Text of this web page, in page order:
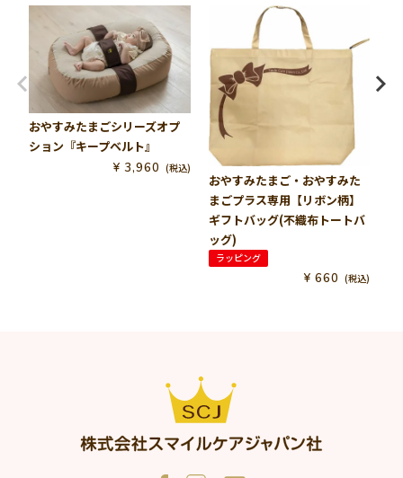
特に授乳後、そのままおやすみたまごに寝かせると落ち着い
てくれることが多く、抱っこで寝かしつける時間が少しラク
になりました。
上の子のお世話もあるので、赤ちゃんを安心して寝かせてお
ける場所があるのは本当に助かります。
産後の「抱っこじゃないと寝ない」に悩んでいる方には、一
度試してみてほしいアイテムです。
非公開
届いてすぐに試してみました！気持ちよさそうに熟睡してく
れて買ってよかったです。泣くときは、抱っこである程度寝
かせてから置いてあげるとうまくいきますよ！
非公開
柔らかいクッションで赤ちゃんもぐっすりです。
おやすみたまごシリーズオプ
ション『キープベルト』
¥ 3,960 税込
おやすみたまご・おやすみた
まごプラス専用【リボン柄】
ギフトバッグ(不織布トートバ
ッグ)
ラッピング
¥ 660 税込